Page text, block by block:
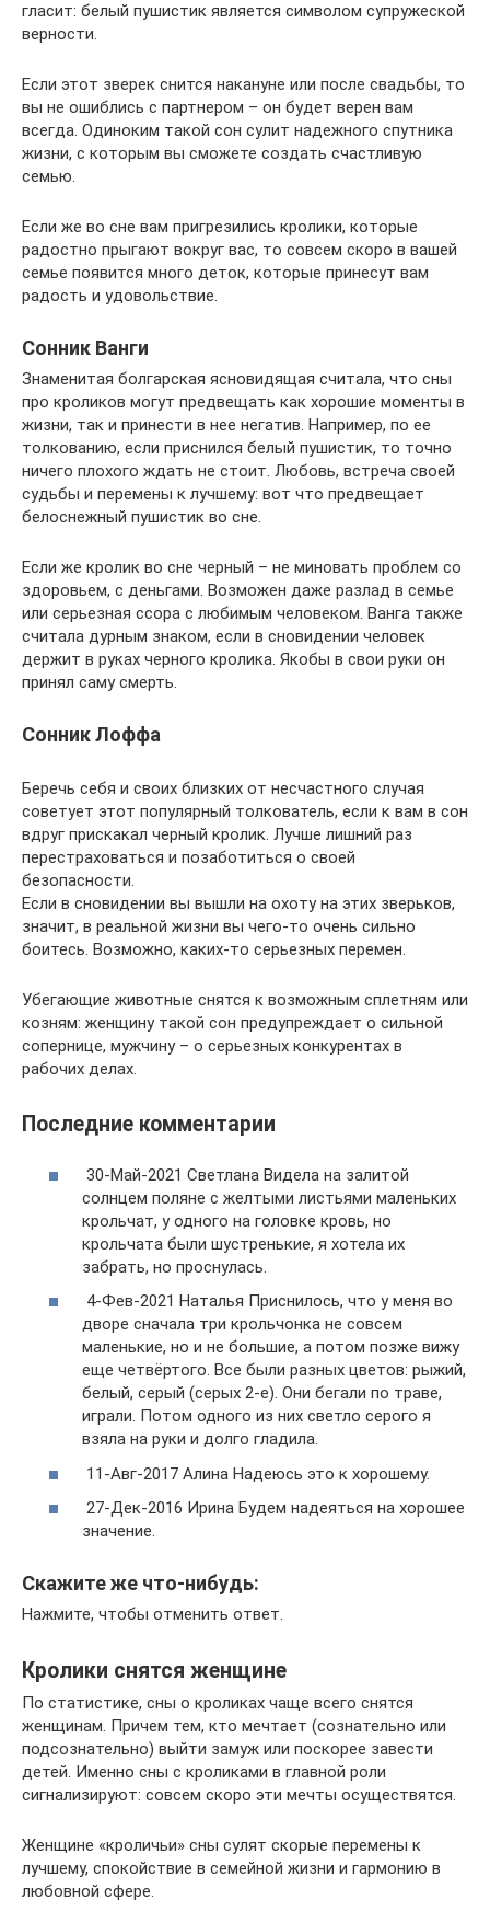
гласит: белый пушистик является символом супружеской
верности.
Если этот зверек снится накануне или после свадьбы, то
вы не ошиблись с партнером – он будет верен вам
всегда. Одиноким такой сон сулит надежного спутника
жизни, с которым вы сможете создать счастливую
семью.
Если же во сне вам пригрезились кролики, которые
радостно прыгают вокруг вас, то совсем скоро в вашей
семье появится много деток, которые принесут вам
радость и удовольствие.
Сонник Ванги
Знаменитая болгарская ясновидящая считала, что сны
про кроликов могут предвещать как хорошие моменты в
жизни, так и принести в нее негатив. Например, по ее
толкованию, если приснился белый пушистик, то точно
ничего плохого ждать не стоит. Любовь, встреча своей
судьбы и перемены к лучшему: вот что предвещает
белоснежный пушистик во сне.
Если же кролик во сне черный – не миновать проблем со
здоровьем, с деньгами. Возможен даже разлад в семье
или серьезная ссора с любимым человеком. Ванга также
считала дурным знаком, если в сновидении человек
держит в руках черного кролика. Якобы в свои руки он
принял саму смерть.
Сонник Лоффа
Беречь себя и своих близких от несчастного случая
советует этот популярный толкователь, если к вам в сон
вдруг прискакал черный кролик. Лучше лишний раз
перестраховаться и позаботиться о своей
безопасности.
Если в сновидении вы вышли на охоту на этих зверьков,
значит, в реальной жизни вы чего-то очень сильно
боитесь. Возможно, каких-то серьезных перемен.
Убегающие животные снятся к возможным сплетням или
козням: женщину такой сон предупреждает о сильной
сопернице, мужчину – о серьезных конкурентах в
рабочих делах.
Последние комментарии
30-Май-2021 Светлана Видела на залитой
солнцем поляне с желтыми листьями маленьких
крольчат, у одного на головке кровь, но
крольчата были шустренькие, я хотела их
забрать, но проснулась.
4-Фев-2021 Наталья Приснилось, что у меня во
дворе сначала три крольчонка не совсем
маленькие, но и не большие, а потом позже вижу
еще четвёртого. Все были разных цветов: рыжий,
белый, серый (серых 2-е). Они бегали по траве,
играли. Потом одного из них светло серого я
взяла на руки и долго гладила.
11-Авг-2017 Алина Надеюсь это к хорошему.
27-Дек-2016 Ирина Будем надеяться на хорошее
значение.
Скажите же что-нибудь:
Нажмите, чтобы отменить ответ.
Кролики снятся женщине
По статистике, сны о кроликах чаще всего снятся
женщинам. Причем тем, кто мечтает (сознательно или
подсознательно) выйти замуж или поскорее завести
детей. Именно сны с кроликами в главной роли
сигнализируют: совсем скоро эти мечты осуществятся.
Женщине «кроличьи» сны сулят скорые перемены к
лучшему, спокойствие в семейной жизни и гармонию в
любовной сфере.